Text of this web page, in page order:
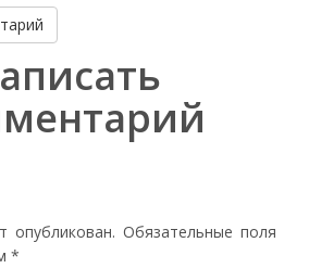
опубликован. Обязательные поля
*